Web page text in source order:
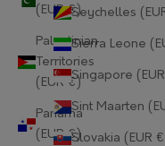
(EUR €)
Palestinian
Territories
(EUR €)
Panama
(EUR €)
Seychelles
Sierra Leone
Singapore
Sint Maarten
Slovakia (EUR
Gabon (EUR €)
Gambia (EUR €)
Georgia (EUR €)
Germany (EUR €)